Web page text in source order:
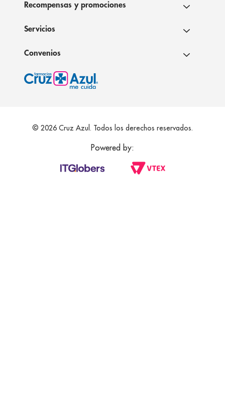
Recompensas y promociones
Servicios
Convenios
© 2026 Cruz Azul. Todos los derechos reservados.
Powered by: